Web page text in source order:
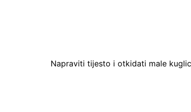
Napraviti tijesto i otkidati male